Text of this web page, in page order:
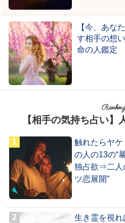
【今、あな
す相手の想
命の人鑑定
Ranking
【相手の気持ち占い】
触れたらヤ
の人の13の“
独占欲⇒二人
ツ恋展開”
生き霊を視